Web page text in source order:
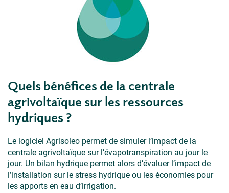
Quels bénéfices de la centrale
agrivoltaïque sur les ressources
hydriques ?
Le logiciel Agrisoleo permet de simuler l’impact de la
centrale agrivoltaïque sur l’évapotranspiration au jour le
jour. Un bilan hydrique permet alors d’évaluer l’impact de
l’installation sur le stress hydrique ou les économies pour
les apports en eau d’irrigation.